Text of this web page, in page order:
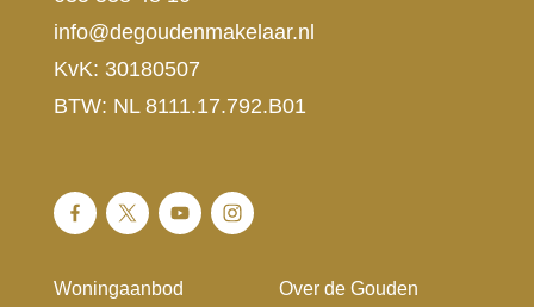
info@degoudenmakelaar.nl
KvK: 30180507
BTW: NL 8111.17.792.B01
Woningaanbod
Over de Gouden